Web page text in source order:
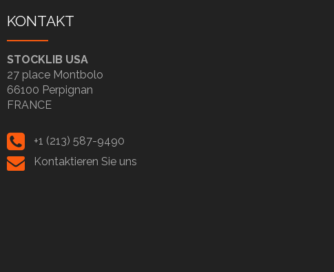
KONTAKT
STOCKLIB USA
27 place Montbolo
66100 Perpignan
FRANCE
+1 (213) 587-9490
Kontaktieren Sie uns